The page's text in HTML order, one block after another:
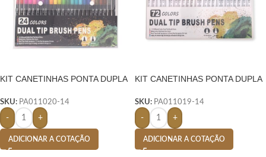
KIT CANETINHAS PONTA DUPLA
SKU: PA011020-14
- +
ADICIONAR A COTAÇÃO
KIT CANETINHAS PONTA DUPLA
SKU: PA011019-14
- +
ADICIONAR A COTAÇÃO